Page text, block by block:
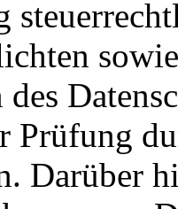
des
Prüfung
Darüber